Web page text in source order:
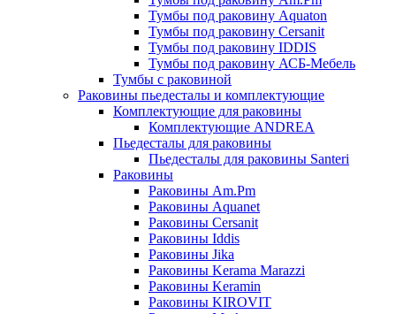
Тумбы под раковину Aquaton
Тумбы под раковину Cersanit
Тумбы под раковину IDDIS
Тумбы под раковину АСБ-Мебель
Тумбы с раковиной
Раковины пьедесталы и комплектующие
Комплектующие для раковины
Комплектующие ANDREA
Пьедесталы для раковины
Пьедесталы для раковины Santeri
Раковины
Раковины Am.Pm
Раковины Aquanet
Раковины Cersanit
Раковины Iddis
Раковины Jika
Раковины Kerama Marazzi
Раковины Keramin
Раковины KIROVIT